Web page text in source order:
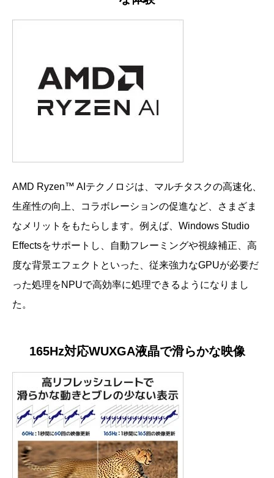
AMD Ryzen™ AIテクノロジは、マルチタスクの高速化、
生産性の向上、コラボレーションの促進など、さまざま
なメリットをもたらします。例えば、Windows Studio
Effectsをサポートし、自動フレーミングや視線補正、高
度な背景エフェクトといった、従来強力なGPUが必要だ
った処理をNPUで高効率に処理できるようになりまし
た。
165Hz対応WUXGA液晶で滑らかな映像